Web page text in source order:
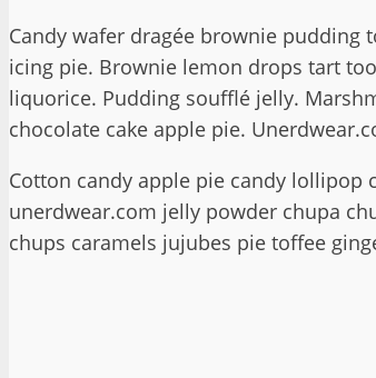
Candy wafer dragée brownie pudding
icing pie. Brownie lemon drops tart
liquorice. Pudding soufflé jelly.
chocolate cake apple pie.
Cotton candy apple pie candy lollipop
unerdwear.com jelly powder chupa
chups caramels jujubes pie toffee